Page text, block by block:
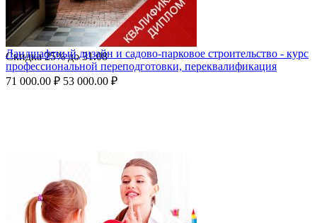
Скидка25%до31.08
Ландшафтный дизайн и садово-парковое строительство - курс
профессиональной переподготовки, переквалификация
71 000.00 ₽ 53 000.00 ₽